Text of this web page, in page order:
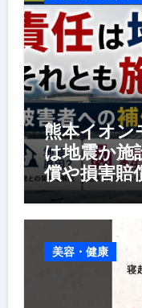
熊本イオン
は地震か施
償や損害賠
美容・健康